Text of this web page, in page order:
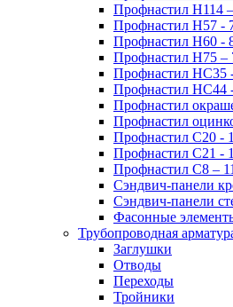
Профнастил Н114
Профнастил Н57 -
Профнастил Н60 -
Профнастил Н75 –
Профнастил НС35
Профнастил НС44
Профнастил
Профнастил
Профнастил С20 -
Профнастил С21 -
Профнастил С8 –
Сэндвич-панели
Сэндвич-панели
Фасонные
Трубопроводная
Заглушки
Отводы
Переходы
Тройники